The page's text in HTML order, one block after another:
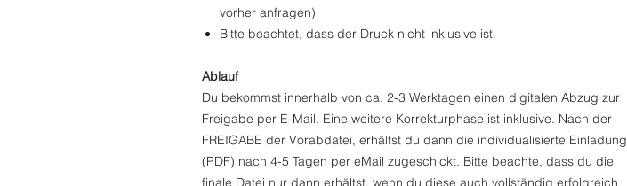
vorher anfragen)
Bitte beachtet, dass der Druck nicht inklusive ist.
Ablauf
Du bekommst innerhalb von ca. 2-3 Werktagen einen digitalen Abzug zur
Freigabe per E-Mail. Eine weitere Korrekturphase ist inklusive. Nach der
FREIGABE der Vorabdatei, erhältst du dann die individualisierte Einladung
(PDF) nach 4-5 Tagen per eMail zugeschickt. Bitte beachte, dass du die
finale Datei nur dann erhältst, wenn du diese auch vollständig erfolgreich